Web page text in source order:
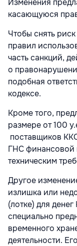
Изменения
касающуюся
Чтобы снять
правил
часть санкций,
о
подобная
кодексе.
Кроме того,
размере от 100
поставщиков
ГНС финансовой
техническим
Другое
излишка или
(лотке) для
специально
временного
деятельности.